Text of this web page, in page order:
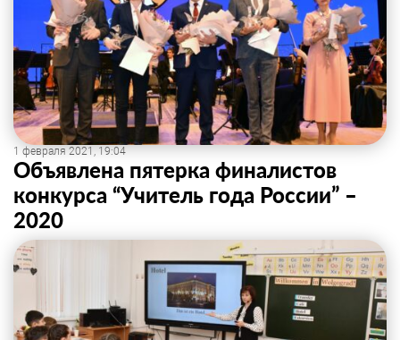
1 февраля 2021, 19:04
Объявлена пятерка финалистов
конкурса “Учитель года России” –
2020